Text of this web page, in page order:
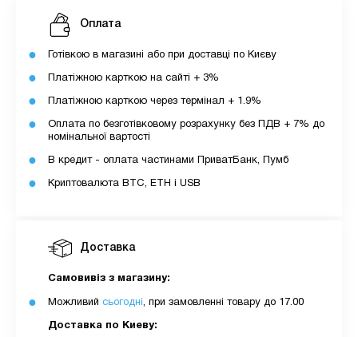
Доставка
Самовивіз з магазину:
Можливий сьогодні, при замовленні товару до 17.00
Доставка по Киеву:
Оплата
Готівкою в магазині або при доставці по Києву
Платіжною карткою на сайті + 3%
Платіжною карткою через термінал + 1.9%
Оплата по безготівковому розрахунку без ПДВ + 7% до
номінальної вартості
В кредит - оплата частинами ПриватБанк, Пумб
Криптовалюта BTC, ETH і USB